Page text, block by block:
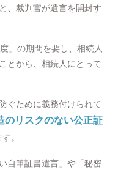
、裁判官が遺言を開封す
」の期間を要し、相続人
とから、相続人にとって
ぐために義務付けられて
のリスクのない公正証
。
自筆証書遺言」や「秘密